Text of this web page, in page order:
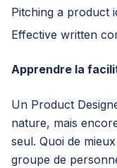
Pitching a product
Effective written
Apprendre la
Un Product
nature, mais
seul. Quoi de
groupe de